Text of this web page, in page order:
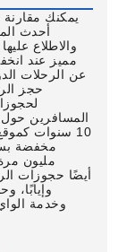
أحدث
والاطلاع
مميز عند
حجز
10 سنوات
مليون
وإيابًا،
وخدمة